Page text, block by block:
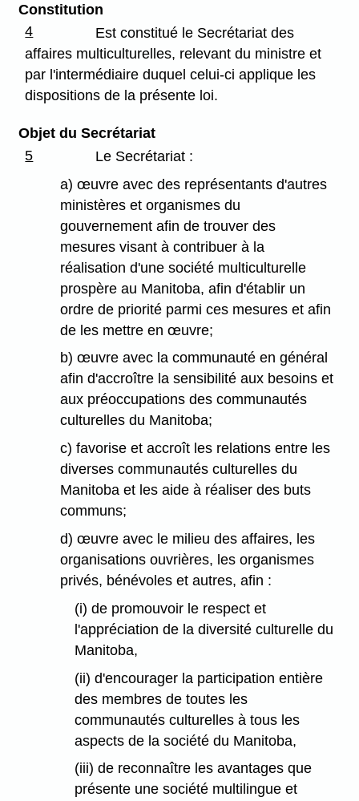
Constitution
4
Est constitué le Secrétariat des
affaires multiculturelles, relevant du ministre et
par l'intermédiaire duquel celui-ci applique les
dispositions de la présente loi.
Objet du Secrétariat
5
Le Secrétariat :
a) œuvre avec des représentants d'autres
ministères et organismes du
gouvernement afin de trouver des
mesures visant à contribuer à la
réalisation d'une société multiculturelle
prospère au Manitoba, afin d'établir un
ordre de priorité parmi ces mesures et afin
de les mettre en œuvre;
b) œuvre avec la communauté en général
afin d'accroître la sensibilité aux besoins et
aux préoccupations des communautés
culturelles du Manitoba;
c) favorise et accroît les relations entre les
diverses communautés culturelles du
Manitoba et les aide à réaliser des buts
communs;
d) œuvre avec le milieu des affaires, les
organisations ouvrières, les organismes
privés, bénévoles et autres, afin :
(i) de promouvoir le respect et
l'appréciation de la diversité culturelle du
Manitoba,
(ii) d'encourager la participation entière
des membres de toutes les
communautés culturelles à tous les
aspects de la société du Manitoba,
(iii) de reconnaître les avantages que
présente une société multilingue et